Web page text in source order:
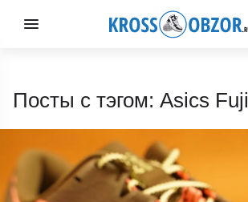
Посты с тэгом: Asics Fuji